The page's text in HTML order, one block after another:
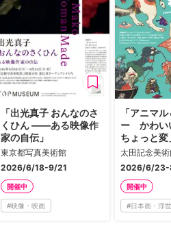
「出光真子 おんなのさ
くひん ――ある映像作
家の自伝」
東京都写真美術館
2026/6/18-9/21
開催中
#映像・映画
「アニマ
ー かわい
ちょっと変
太田記念美
2026/6/
開催中
#日本画・浮